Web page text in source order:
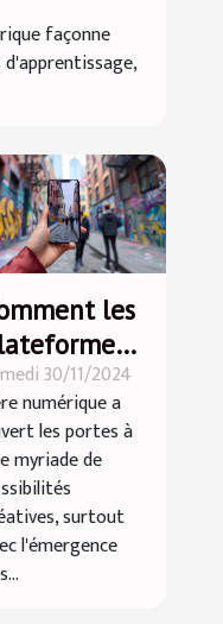
façonne
les
vidéos
créativité
30/11/2024
numérique a
les portes à
myriade de
surtout
l'émergence